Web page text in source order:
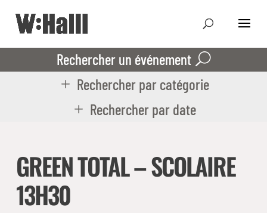
Rechercher un événement
Rechercher par catégorie
Rechercher par date
GREEN TOTAL – SCOLAIRE
13H30